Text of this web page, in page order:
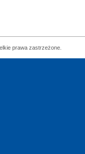
prawa zastrzeżone.